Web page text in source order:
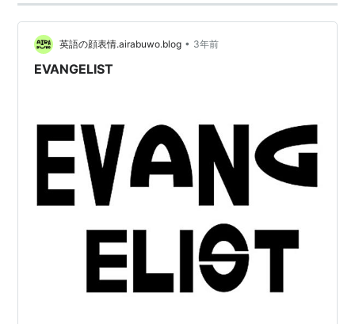
英語の顔表情.airabuwo.blog • 3年前
EVANGELIST